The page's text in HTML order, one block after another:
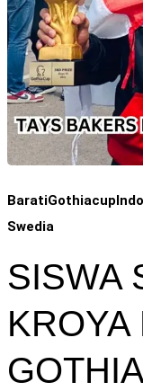
BaratiGothiacup
Swedia
SISWA